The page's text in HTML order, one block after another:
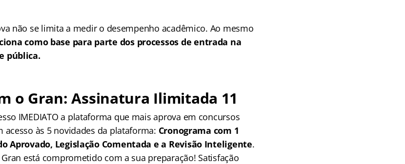
não se limita a medir o desempenho acadêmico. Ao mesmo
como base para parte dos processos de entrada na
pública.
o Gran: Assinatura Ilimitada 11
IMEDIATO a plataforma que mais aprova em concursos
às 5 novidades da plataforma: Cronograma com 1
Aprovado, Legislação Comentada e a Revisão Inteligente.
está comprometido com a sua preparação! Satisfação